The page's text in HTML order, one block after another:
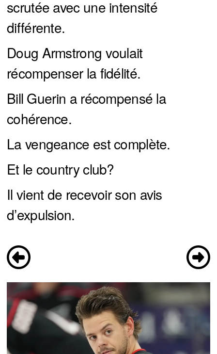
scrutée avec une intensité
différente.
Doug Armstrong voulait
récompenser la fidélité.
Bill Guerin a récompensé la
cohérence.
La vengeance est complète.
Et le country club?
Il vient de recevoir son avis
d’expulsion.